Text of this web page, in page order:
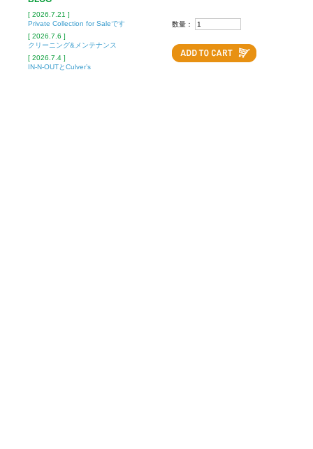
[ 2026.7.21 ]
Private Collection for Saleです
[ 2026.7.6 ]
クリーニング&メンテナンス
[ 2026.7.4 ]
IN-N-OUTとCulver’s
数量：